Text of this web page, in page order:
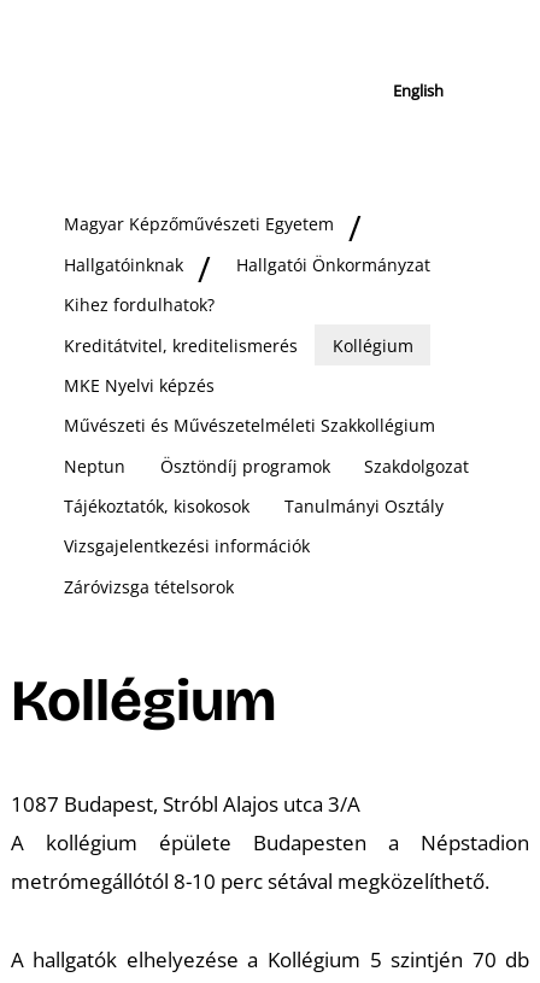
English
Magyar Képzőművészeti Egyetem
Hallgatóinknak
Hallgatói Önkormányzat
Kihez fordulhatok?
Kreditátvitel, kreditelismerés
Kollégium
MKE Nyelvi képzés
Művészeti és Művészetelméleti Szakkollégium
Neptun
Ösztöndíj programok
Szakdolgozat
Tájékoztatók, kisokosok
Tanulmányi Osztály
Vizsgajelentkezési információk
Záróvizsga tételsorok
Kollégium
1087 Budapest, Stróbl Alajos utca 3/A
A kollégium épülete Budapesten a Népstadion
metrómegállótól 8-10 perc sétával megközelíthető.
A hallgatók elhelyezése a Kollégium 5 szintjén 70 db